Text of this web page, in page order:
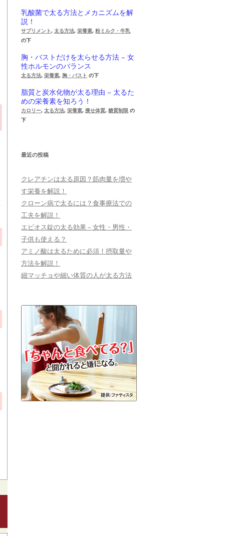
乳酸菌で太る方法とメカニズムを解
説！
サプリメント,太る方法,栄養素,粉ミルク・牛乳
の下
胸・バストだけを太らせる方法 – 女
性ホルモンのバランス
太る方法,栄養素,胸・バスト の下
脂質と炭水化物が太る理由 – 太るた
めの栄養素を知ろう！
カロリー,太る方法,栄養素,痩せ体質,糖質制限 の
下
最近の投稿
クレアチンは太る原因？筋肉量を増や
す栄養を解説！
クローン病で太るには？食事療法での
工夫を解説！
エビオス錠の太る効果 – 女性・男性・
子供も使える？
アミノ酸は太るために必須！摂取量や
方法を解説！
細マッチョや細い体質の人が太る方法